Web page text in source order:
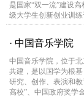
是国家“双一流”建设
级大学生创新创业训练
· 中国音乐学院
中国音乐学院，位于
共建，是以国学为根
研究、创作、表演和
高校”、中国政府奖学